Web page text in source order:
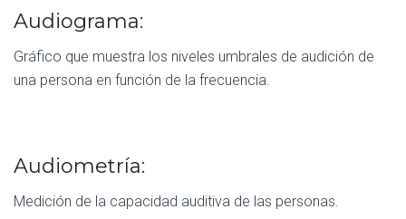
Audiograma:
Gráfico que muestra los niveles umbrales de audición de
una persona en función de la frecuencia.
Audiometría:
Medición de la capacidad auditiva de las personas.